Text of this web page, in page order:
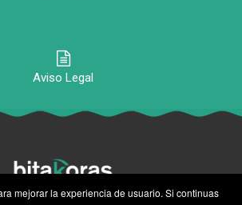
Aviso Legal
mejorar la experiencia de usuario. Si continuas